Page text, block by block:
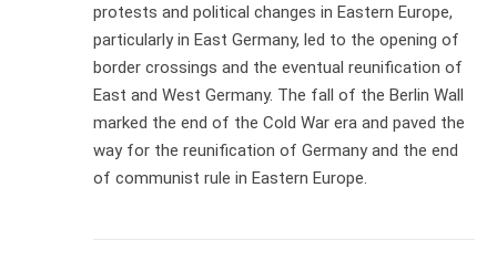
protests and political changes in Eastern Europe,
particularly in East Germany, led to the opening of
border crossings and the eventual reunification of
East and West Germany. The fall of the Berlin Wall
marked the end of the Cold War era and paved the
way for the reunification of Germany and the end
of communist rule in Eastern Europe.